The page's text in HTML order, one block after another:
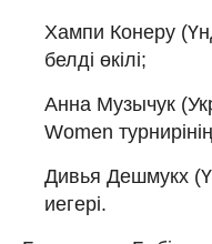
Хампи Конеру
белді өкілі;
Анна Музычук
Women
Дивья Дешмукх
иегері.